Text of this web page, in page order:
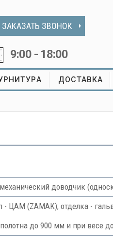
ЗАКАЗАТЬ ЗВОНОК
9:00 - 18:00
ДОСТАВКА
доводчик
- ЦАМ (ZAMAK); отделка -
до 900 мм и при весе